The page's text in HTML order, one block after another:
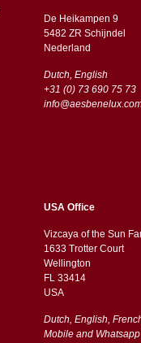
De Heikampen 9
5482 ZR Schijndel
​​Nederland
Dutch, English
+31 (0) 73 690 75 73
USA Office
Vizcaya of the Sun
1633 Trotter Court
Wellington
FL 33414
USA
Dutch, English,
Mobile and